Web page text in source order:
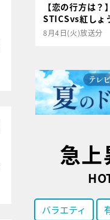
【恋の行方は
STICSvs紅しょ
8月4日(火)放送分
急上
バラエティ